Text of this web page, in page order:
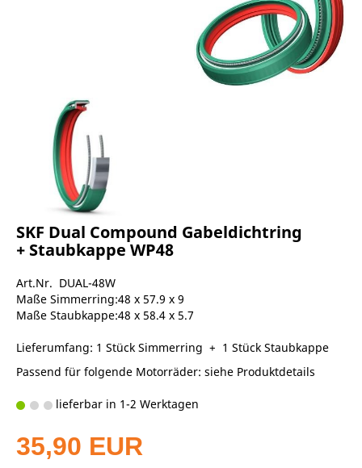
SKF Dual Compound Gabeldichtring
+ Staubkappe WP48
Art.Nr. DUAL-48W
Maße Simmerring:48 x 57.9 x 9
Maße Staubkappe:48 x 58.4 x 5.7
Lieferumfang: 1 Stück Simmerring + 1 Stück Staubkappe
Passend für folgende Motorräder: siehe Produktdetails
lieferbar in 1-2 Werktagen
35,90 EUR